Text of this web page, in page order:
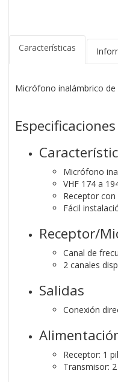
Características
Micrófono inalámbrico de
Micrófono
VHF 174 a
Receptor
Fácil
Receptor/
Canal de
2 canales
Salidas
Conexión
Receptor: 1
Transmisor: